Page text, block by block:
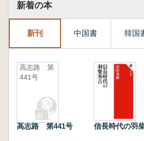
新着の本
新刊 中国書 韓国
高志路 第
441号
高志路 第441号 信長時代の羽